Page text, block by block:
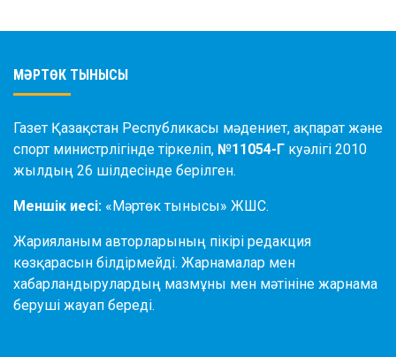
МӘРТӨК ТЫНЫСЫ
Газет Қазақстан Республикасы мәдениет, ақпарат және
спорт министрлігінде тіркеліп, №11054-Г куәлігі 2010
жылдың 26 шілдесінде берілген.
Меншік иесі: «Мәртөк тынысы» ЖШС.
Жарияланым авторларының пікірі редакция
көзқарасын білдірмейді. Жарнамалар мен
хабарландырулардың мазмұны мен мәтініне жарнама
беруші жауап береді.